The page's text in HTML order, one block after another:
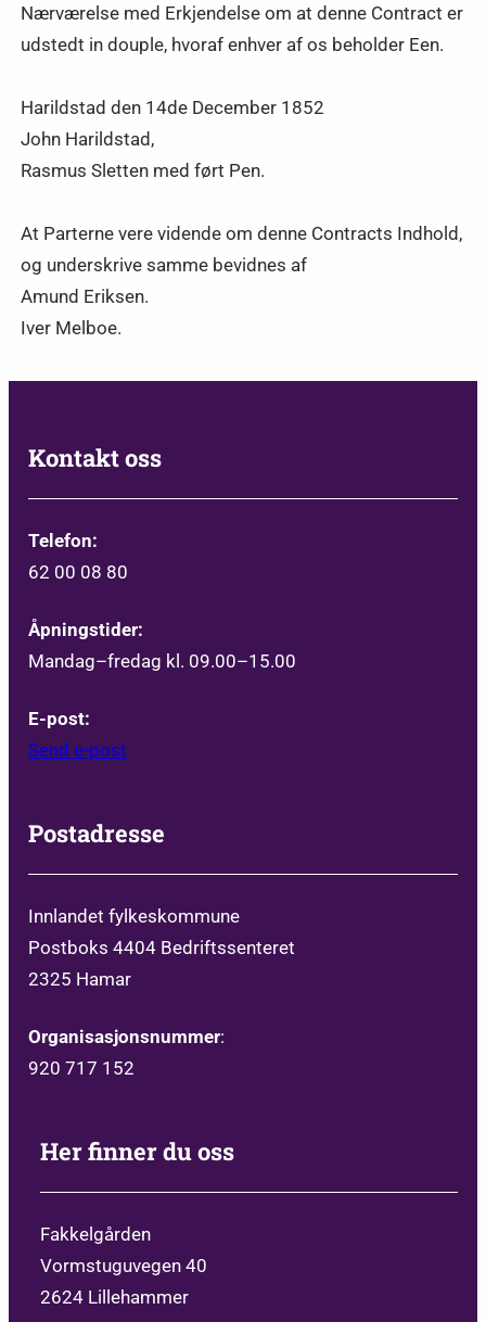
Nærværelse med Erkjendelse om at denne Contract er
udstedt in douple, hvoraf enhver af os beholder Een.
Harildstad den 14de December 1852
John Harildstad,
Rasmus Sletten med ført Pen.
At Parterne vere vidende om denne Contracts Indhold,
og underskrive samme bevidnes af
Amund Eriksen.
Iver Melboe.
Kontakt oss
Telefon:
62 00 08 80
Åpningstider:
Mandag–fredag kl. 09.00–15.00
E-post:
Send e-post
Postadresse
Innlandet fylkeskommune
Postboks 4404 Bedriftssenteret
2325 Hamar
Organisasjonsnummer:
920 717 152
Her finner du oss
Fakkelgården
Vormstuguvegen 40
2624 Lillehammer